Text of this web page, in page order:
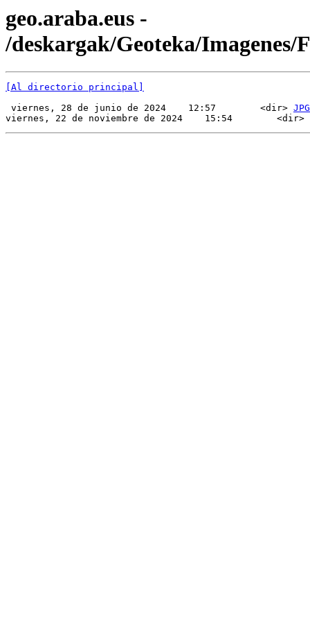
geo.araba.eus -
/deskargak/Geoteka/Imagenes/
[Al directorio principal]
viernes, 28 de junio de 2024    12:57        <dir> JPG
viernes, 22 de noviembre de 2024    15:54        <dir>